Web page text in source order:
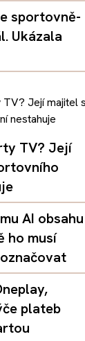
sportovně-
Ukázala
TV? Její
AI obsahu
ho musí
plateb